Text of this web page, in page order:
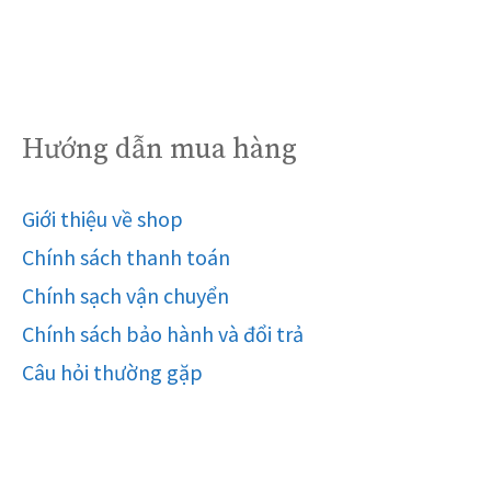
Hướng dẫn mua hàng
Giới thiệu về shop
Chính sách thanh toán
Chính sạch vận chuyển
Chính sách bảo hành và đổi trả
Câu hỏi thường gặp